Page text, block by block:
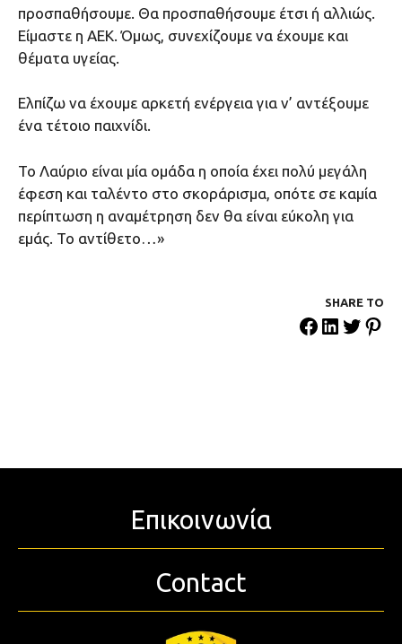
προσπαθήσουμε. Θα προσπαθήσουμε έτσι ή αλλιώς.
Είμαστε η ΑΕΚ. Όμως, συνεχίζουμε να έχουμε και
θέματα υγείας.
Ελπίζω να έχουμε αρκετή ενέργεια για ν’ αντέξουμε
ένα τέτοιο παιχνίδι.
Το Λαύριο είναι μία ομάδα η οποία έχει πολύ μεγάλη
έφεση και ταλέντο στο σκοράρισμα, οπότε σε καμία
περίπτωση η αναμέτρηση δεν θα είναι εύκολη για
εμάς. Το αντίθετο…»
SHARE ΤΟ
Επικοινωνία
Contact